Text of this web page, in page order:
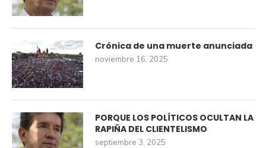
Crónica de una muerte anunciada
noviembre 16, 2025
PORQUE LOS POLÍTICOS OCULTAN LA
RAPIÑA DEL CLIENTELISMO
septiembre 3, 2025